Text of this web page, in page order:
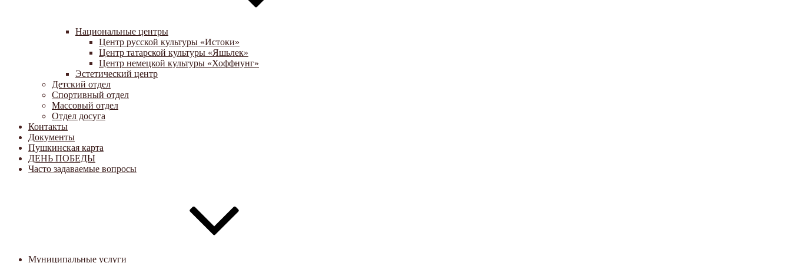
Национальные центры
Центр русской культуры «Истоки»
Центр татарской культуры «Яшьлек»
Центр немецкой культуры «Хоффнунг»
Эстетический центр
Детский отдел
Спортивный отдел
Массовый отдел
Отдел досуга
Контакты
Документы
Пушкинская карта
ДЕНЬ ПОБЕДЫ
Часто задаваемые вопросы
Муниципальные услуги